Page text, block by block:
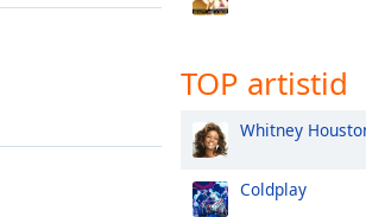
TOP artistid
Whitney
Coldplay